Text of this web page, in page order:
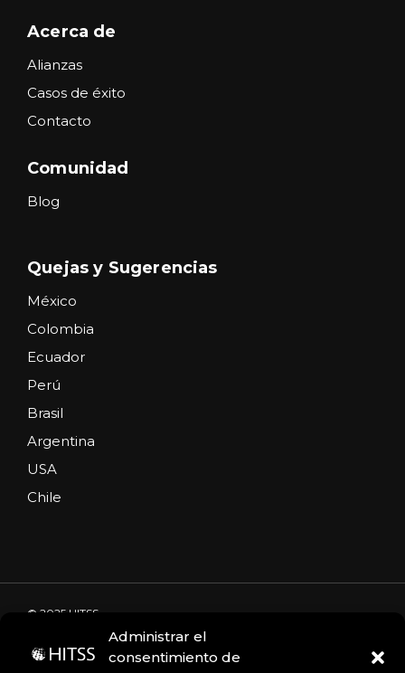
Administrar el
consentimiento de
Acerca de
Alianzas
Casos de éxito
Contacto
Comunidad
Blog
Quejas y Sugerencias
México
Colombia
Ecuador
Perú
Brasil
Argentina
USA
Chile
© 2025 HITSS